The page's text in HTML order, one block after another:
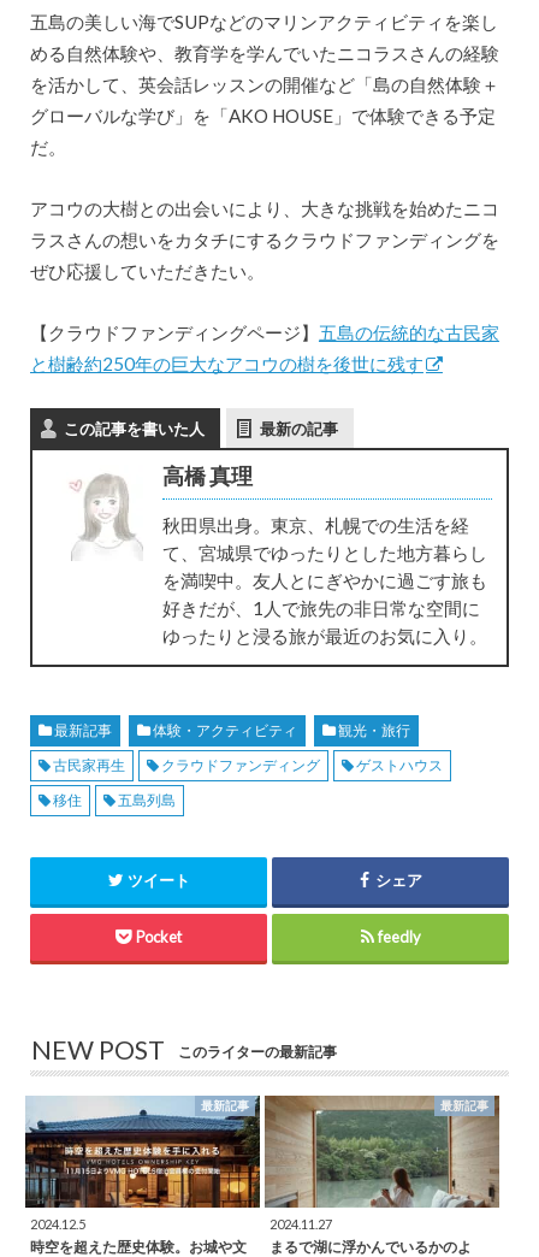
五島の美しい海でSUPなどのマリンアクティビティを楽し
める自然体験や、教育学を学んでいたニコラスさんの経験
を活かして、英会話レッスンの開催など「島の自然体験＋
グローバルな学び」を「AKO HOUSE」で体験できる予定
だ。
アコウの大樹との出会いにより、大きな挑戦を始めたニコ
ラスさんの想いをカタチにするクラウドファンディングを
ぜひ応援していただきたい。
【クラウドファンディングページ】 五島の伝統的な古民家
と樹齢約250年の巨大なアコウの樹を後世に残す
この記事を書いた人 最新の記事
高橋 真理
秋田県出身。東京、札幌での生活を経
て、宮城県でゆったりとした地方暮らし
を満喫中。友人とにぎやかに過ごす旅も
好きだが、1人で旅先の非日常な空間に
ゆったりと浸る旅が最近のお気に入り。
最新記事 体験・アクティビティ
観光・旅行
古民家再生
クラウドファンディング
ゲストハウス
移住
五島列島
ツイート シェア
Pocket feedly
NEW POST このライターの最新記事
最新記事
2024.12.5
時空を超えた歴史体験。お城や文
最新記事
2024.11.27
まるで湖に浮かんでいるかのよ